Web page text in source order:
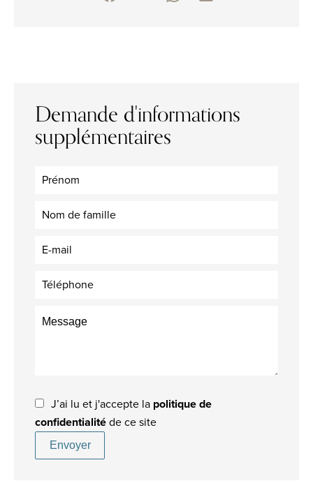
Demande d'informations
supplémentaires
J’ai lu et j'accepte la politique de
confidentialité de ce site
Envoyer